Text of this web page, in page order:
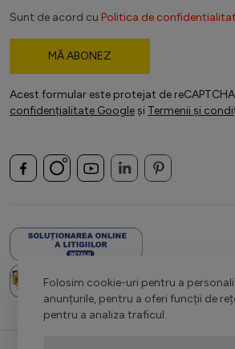
Folosim cookie-uri pentru a
anunțurile, pentru a oferi funcții de
pentru a analiza traficul.
Sunt de acord cu Politica de
MĂ ABONEZ
Acest formular este protejat de
confidențialitate Google și Termenii și